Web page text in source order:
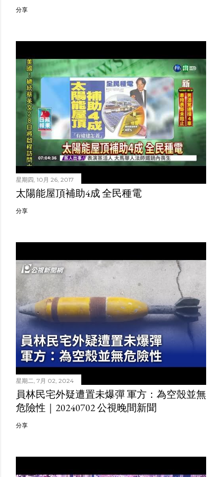
分享
星期四, 10月 26, 2017
太陽能屋頂補助4成 全民種電
分享
星期二, 7月 02, 2024
員林民宅外疑遭置未爆彈 軍方：為空殼並無
危險性｜20240702 公視晚間新聞
分享